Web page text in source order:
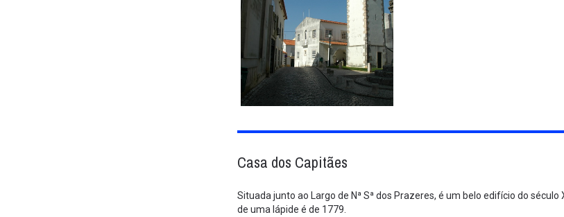
Casa dos Capitães
Situada junto ao Largo de Nª Sª dos Prazeres, é um belo edifício do
de uma lápide é de 1779.